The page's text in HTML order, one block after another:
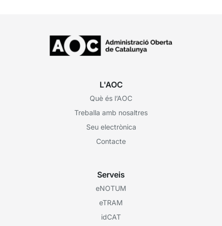
L'AOC
Què és l’AOC
Treballa amb nosaltres
Seu electrònica
Contacte
Serveis
eNOTUM
eTRAM
idCAT